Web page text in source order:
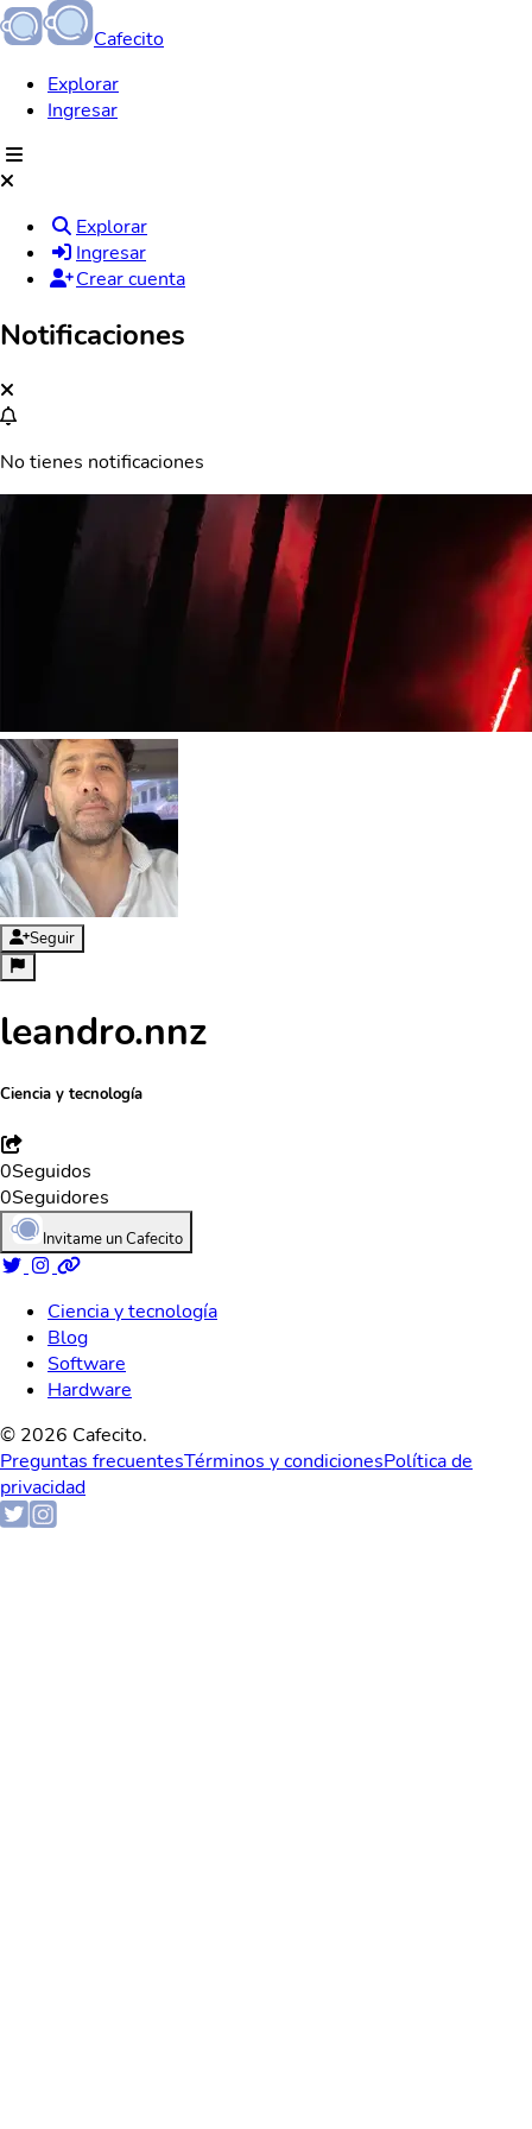
Cafecito
Explorar
Ingresar
Explorar
Ingresar
Crear cuenta
Notificaciones
No tienes notificaciones
Seguir
leandro.nnz
Ciencia y tecnología
0Seguidos
0Seguidores
Invitame un Cafecito
Ciencia y tecnología
Blog
Software
Hardware
© 2026 Cafecito.
Preguntas frecuentesTérminos y condicionesPolítica de
privacidad